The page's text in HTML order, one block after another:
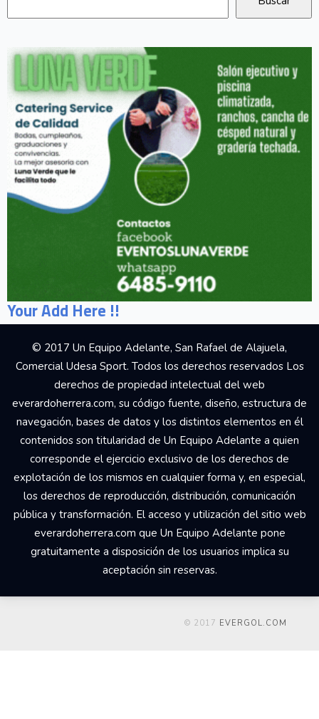
Your Add Here !!
© 2017 Un Equipo Adelante, San Rafael de Alajuela,
Comercial Udesa Sport. Todos los derechos reservados Los
derechos de propiedad intelectual del web
everardoherrera.com, su código fuente, diseño, estructura de
navegación, bases de datos y los distintos elementos en él
contenidos son titularidad de Un Equipo Adelante a quien
corresponde el ejercicio exclusivo de los derechos de
explotación de los mismos en cualquier forma y, en especial,
los derechos de reproducción, distribución, comunicación
pública y transformación. El acceso y utilización del sitio web
everardoherrera.com que Un Equipo Adelante pone
gratuitamente a disposición de los usuarios implica su
aceptación sin reservas.
© 2017 EVERGOL.COM